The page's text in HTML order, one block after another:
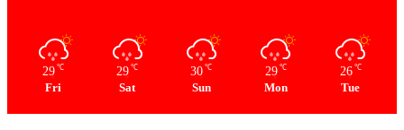
29 ℃
Fri
29 ℃
Sat
30 ℃
Sun
29 ℃
Mon
26 ℃
Tue